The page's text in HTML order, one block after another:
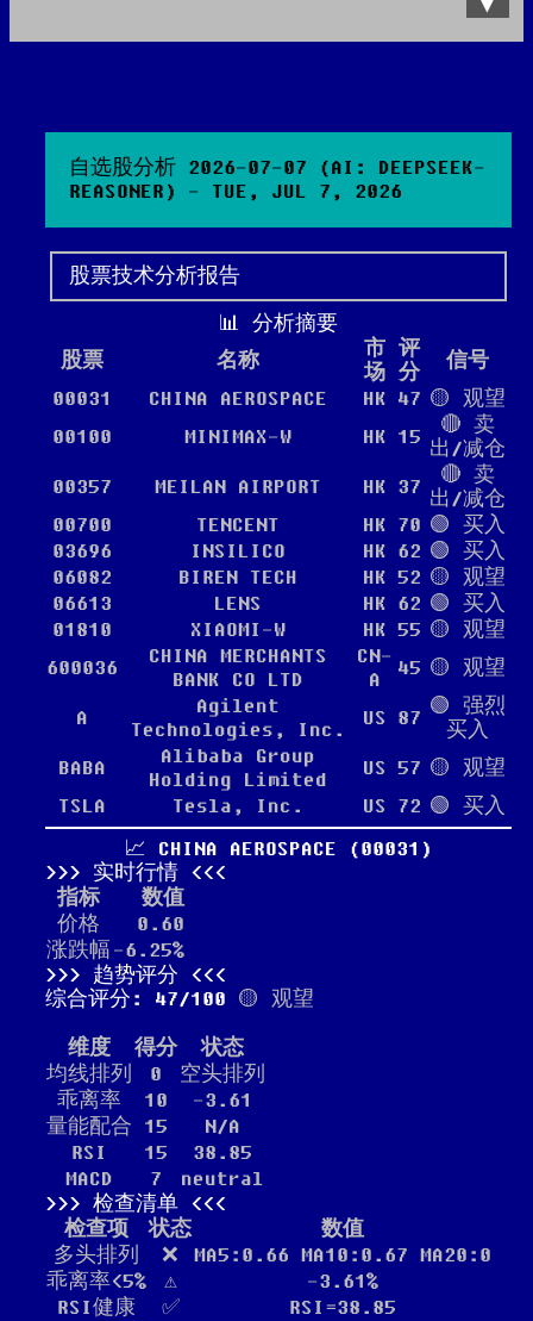
自选股分析 2026-07-07 (AI: DEEPSEEK-
REASONER) - TUE, JUL 7, 2026
股票技术分析报告
📊 分析摘要
股票
名称
市
场
评
分
信号
00031
CHINA AEROSPACE HK 47 🟡 观望
00100
MINIMAX-W HK 15
🔴 卖
出/减仓
00357
MEILAN AIRPORT HK 37
🔴 卖
出/减仓
00700
TENCENT HK 70 🟢 买入
03696
INSILICO HK 62 🟢 买入
06082
BIREN TECH HK 52 🟡 观望
06613
LENS HK 62 🟢 买入
01810
XIAOMI-W HK 55 🟡 观望
600036
CHINA MERCHANTS
BANK CO LTD
CN-
A
45 🟡 观望
A
Agilent
Technologies, Inc.
US 87 🟢 强烈
买入
BABA
Alibaba Group
Holding Limited
US 57 🟡 观望
TSLA
Tesla, Inc. US 72 🟢 买入
📈 CHINA AEROSPACE (00031)
实时行情
指标
数值
价格
0.60
涨跌幅 -6.25%
趋势评分
综合评分: 47/100 🟡 观望
维度 得分
状态
均线排列
0
空头排列
乖离率
10
-3.61
量能配合 15
N/A
RSI
15
38.85
MACD
7
neutral
检查清单
检查项
状态
数值
多头排列
❌
MA5:0.66 MA10:0.67 MA20:0
乖离率<5%
⚠️
-3.61%
RSI健康
✅
RSI=38.85